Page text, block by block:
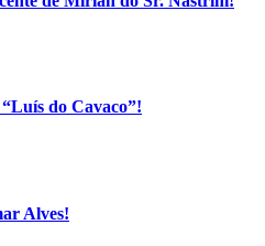
do Cavaco”!
Alves!